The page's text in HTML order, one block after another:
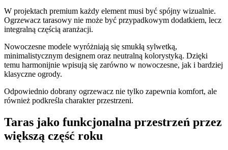
W projektach premium każdy element musi być spójny wizualnie.
Ogrzewacz tarasowy nie może być przypadkowym dodatkiem, lecz
integralną częścią aranżacji.
Nowoczesne modele wyróżniają się smukłą sylwetką,
minimalistycznym designem oraz neutralną kolorystyką. Dzięki
temu harmonijnie wpisują się zarówno w nowoczesne, jak i bardziej
klasyczne ogrody.
Odpowiednio dobrany ogrzewacz nie tylko zapewnia komfort, ale
również podkreśla charakter przestrzeni.
Taras jako funkcjonalna przestrzeń przez
większą część roku